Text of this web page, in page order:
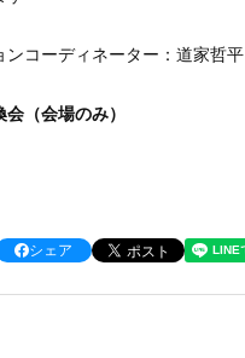
ンコーディネーター：道家哲平
（会場のみ）
シェア